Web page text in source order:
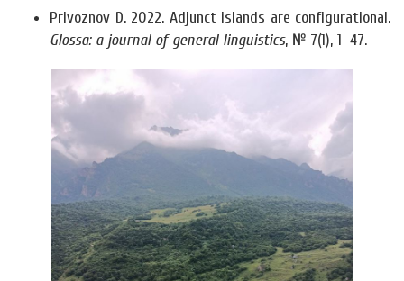
Privoznov D. 2022. Adjunct islands are configurational.
Glossa: a journal of general linguistics, № 7(1), 1–47.